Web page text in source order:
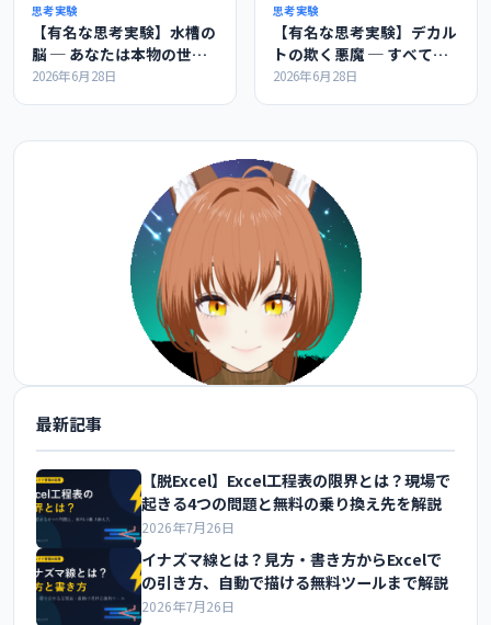
思考実験
【有名な思考実験】水槽の
脳 ─ あなたは本物の世界
を見ていると証明できるか
2026年6月28日
思考実験
【有名な思考実験】デカル
トの欺く悪魔 ─ すべてを
疑っても疑えないものは何
2026年6月28日
最新記事
【脱Excel】Excel工程表の限界とは？現場で
起きる4つの問題と無料の乗り換え先を解説
2026年7月26日
イナズマ線とは？見方・書き方からExcelで
の引き方、自動で描ける無料ツールまで解説
2026年7月26日